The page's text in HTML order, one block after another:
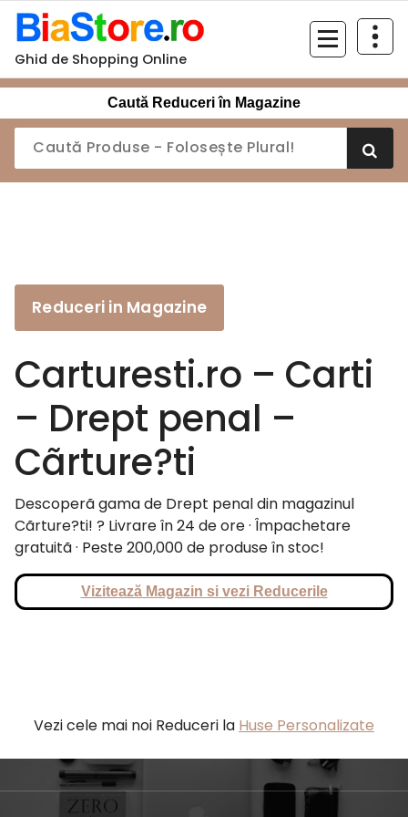
Sari
conținut
Ghid de Shopping Online
Caută Reduceri în Magazine
Reduceri in Magazine
Carturesti.ro – Carti
– Drept penal –
Cãrture?ti
Descoperã gama de Drept penal din magazinul
Cãrture?ti! ? Livrare în 24 de ore · Împachetare
gratuitã · Peste 200,000 de produse în stoc!
Vizitează Magazin si vezi Reducerile
Vezi cele mai noi Reduceri la Huse Personalizate